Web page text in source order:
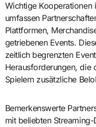
Wichtige Kooperationen
umfassen
Plattformen,
getriebenen Events.
zeitlich begrenzten
Herausforderungen, die
Spielern zusätzliche
Bemerkenswerte
mit beliebten